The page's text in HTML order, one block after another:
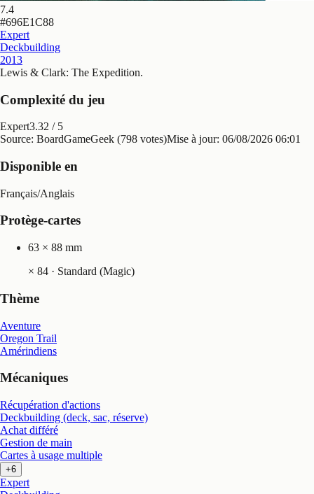
7.4
#696E1C88
Expert
Deckbuilding
2013
Lewis & Clark: The Expedition.
Complexité du jeu
Expert3.32 / 5
Source: BoardGameGeek (798 votes)Mise à jour: 06/08/2026 06:01
Disponible en
Français/Anglais
Protège-cartes
63 × 88 mm
× 84 · Standard (Magic)
Thème
Aventure
Oregon Trail
Amérindiens
Mécaniques
Récupération d'actions
Deckbuilding (deck, sac, réserve)
Achat différé
Gestion de main
Cartes à usage multiple
+6
Expert